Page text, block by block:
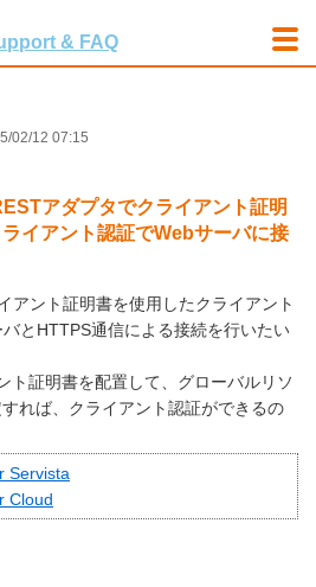
02/12 07:15
アダプタでクライアント証明
イアント認証でWebサーバに接
アント証明書を使用したクライアント
とHTTPS通信による接続を行いたい
ト証明書を配置して、グローバルリソ
れば、クライアント認証ができるの
Servista
Cloud